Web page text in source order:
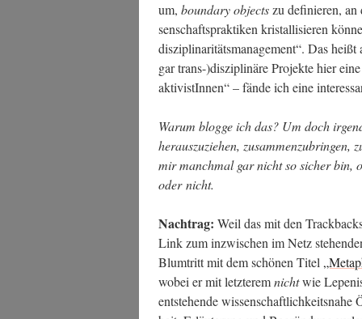
um, boun­da­ry objectszu defi­nie­ren,
sen­schafts­prak­ti­ken kris­tal­li­sie­ren
dis­zi­pli­na­ri­täts­ma­nage­ment“. Das
gar trans-)disziplinäre Pro­jek­te hier
ak­ti­vis­tIn­nen“ – fän­de ich eine
War­um blog­ge ich das? Um doch
her­aus­zu­zie­hen,
mir manch­mal gar nicht so sicher bin,
oder nicht.
Nach­trag: Weil das mit den
Link zum inzwi­schen im Netz
Blum­tritt mit dem schö­nen Titel
wobei er mit letz­te­remnichtwie
ent­ste­hen­de